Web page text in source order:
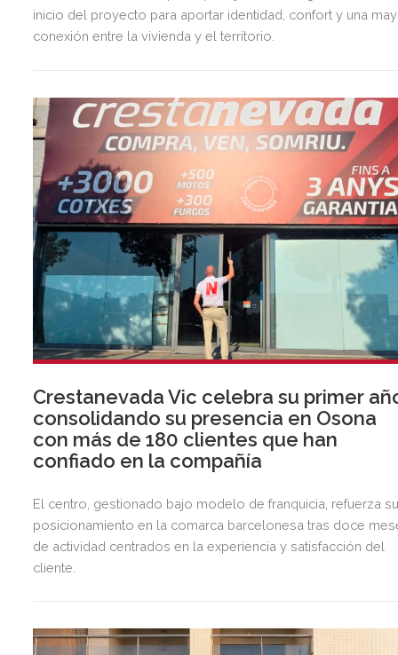
inicio del proyecto para aportar identidad, confort y una
conexión entre la vivienda y el territorio.
Crestanevada Vic celebra su primer
consolidando su presencia en Osona
con más de 180 clientes que han
confiado en la compañía
El centro, gestionado bajo modelo de franquicia, refuerza
posicionamiento en la comarca barcelonesa tras doce
de actividad centrados en la experiencia y satisfacción del
cliente.